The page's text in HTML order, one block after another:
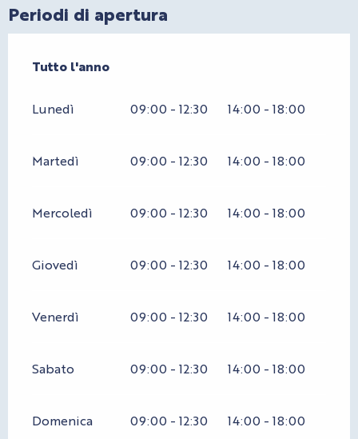
Periodi di apertura
Tutto l'anno
Tutto l'anno
Lunedì 09:00 - 12:30 14:00 - 18:00
Martedì 09:00 - 12:30 14:00 - 18:00
Mercoledì 09:00 - 12:30 14:00 - 18:00
Giovedì 09:00 - 12:30 14:00 - 18:00
Venerdì 09:00 - 12:30 14:00 - 18:00
Sabato 09:00 - 12:30 14:00 - 18:00
Domenica 09:00 - 12:30 14:00 - 18:00